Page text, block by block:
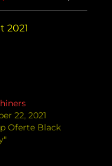
2021
22, 2021
Oferte Black